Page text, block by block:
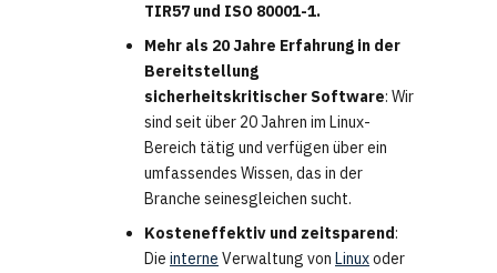
TIR57 und ISO 80001-1.
Mehr als 20 Jahre Erfahrung in der
Bereitstellung
sicherheitskritischer Software: Wir
sind seit über 20 Jahren im Linux-
Bereich tätig und verfügen über ein
umfassendes Wissen, das in der
Branche seinesgleichen sucht.
Kosteneffektiv und zeitsparend:
Die interne Verwaltung von Linuxoder